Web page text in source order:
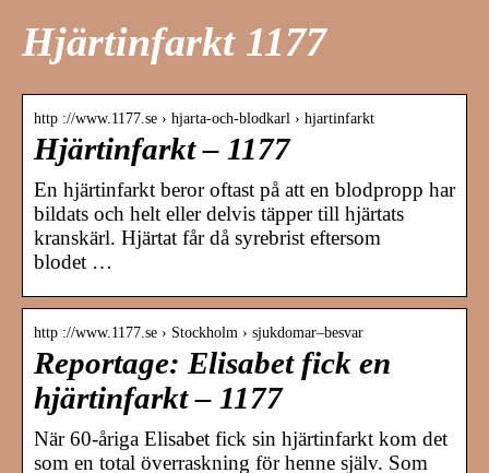
Hjärtinfarkt 1177
http ://www.1177.se › hjarta-och-blodkarl › hjartinfarkt
Hjärtinfarkt – 1177
En hjärtinfarkt beror oftast på att en blodpropp har
bildats och helt eller delvis täpper till hjärtats
kranskärl. Hjärtat får då syrebrist eftersom
blodet …
http ://www.1177.se › Stockholm › sjukdomar–besvar
Reportage: Elisabet fick en
hjärtinfarkt – 1177
När 60-åriga Elisabet fick sin hjärtinfarkt kom det
som en total överraskning för henne själv. Som